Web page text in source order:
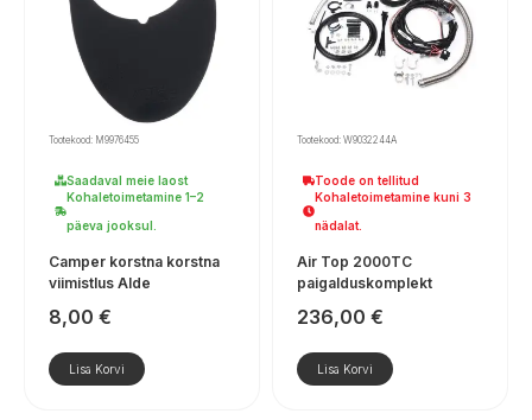
Tootekood: M9976455
Saadaval meie laost
Kohaletoimetamine 1–2
päeva jooksul.
Camper korstna korstna
viimistlus Alde
8,00 €
Lisa Korvi
Tootekood: W9032244A
Toode on tellitud
Kohaletoimetamine kuni 3
nädalat.
Air Top 2000TC
paigalduskomplekt
236,00 €
Lisa Korvi